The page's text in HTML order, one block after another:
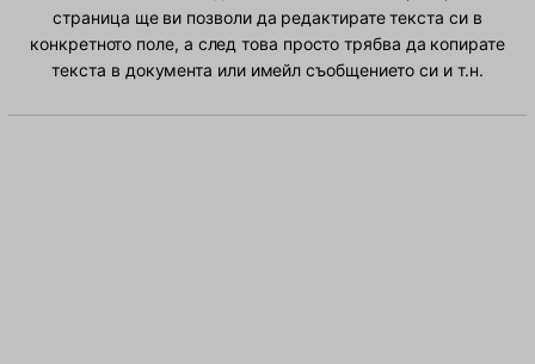
страница ще ви позволи да редактирате текста си в
конкретното поле, а след това просто трябва да копирате
текста в документа или имейл съобщението си и т.н.